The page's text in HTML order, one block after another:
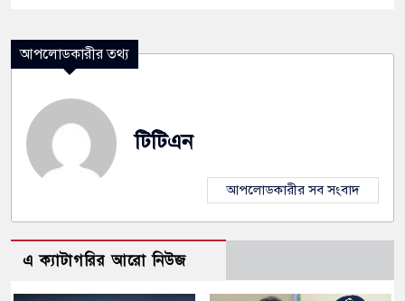
আপলোডকারীর তথ্য
টিটিএন
আপলোডকারীর সব সংবাদ
এ ক্যাটাগরির আরো নিউজ